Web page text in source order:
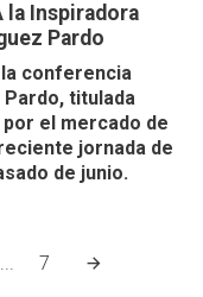
la Inspiradora
Pardo
conferencia
titulada
por el mercado de
jornada de
de junio.
... 7